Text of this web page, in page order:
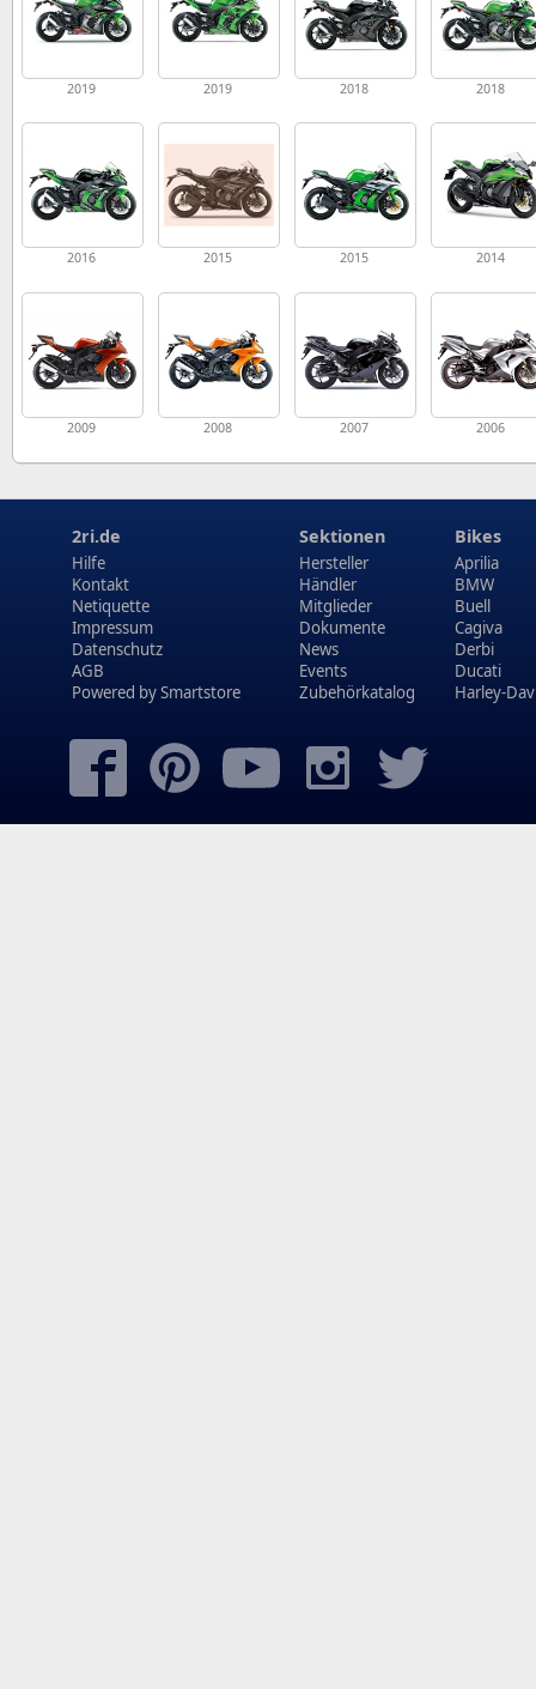
2019 2019 2018 2018
2016 2015 2015 2014
2009 2008 2007 2006
2ri.de
Hilfe
Kontakt
Netiquette
Impressum
Datenschutz
AGB
Powered bySmartstore
Sektionen
Hersteller
Händler
Mitglieder
Dokumente
News
Events
Zubehörkatalog
Bikes
Aprilia
BMW
Buell
Cagiva
Derbi
Ducati
Harley-